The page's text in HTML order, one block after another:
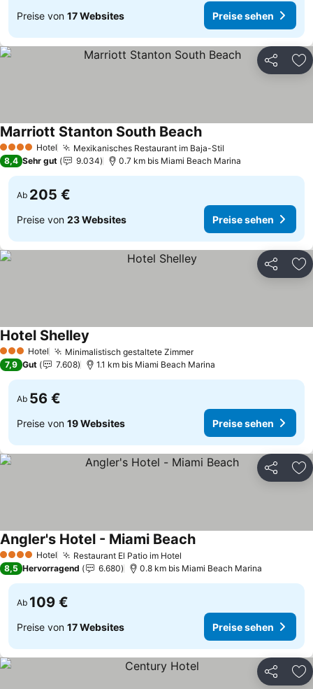
Preise von 17 Websites Preise sehen
Teilen
4 Sterne Hotel Mexikanisches Restaurant im Baja-Stil
Marriott Stanton South BeachPreise sehen
8,4 Sehr gut 9.034 0.7 km bis Miami Beach Marina
Ab 205 €
Preise von 23 Websites Preise sehen
Teilen
3 SterneHotel Minimalistisch gestaltete ZimmerPreise sehen
Hotel Shelley
7,9 Gut 7.608 1.1 km bis Miami Beach Marina
Ab 56 €
Preise von 19 Websites Preise sehen
Teilen
4 Sterne Hotel Restaurant El Patio im Hotel
Angler's Hotel - Miami BeachPreise sehen
8,5 Hervorragend 6.680 0.8 km bis Miami Beach Marina
Ab 109 €
Preise von 17 Websites Preise sehen
Teilen